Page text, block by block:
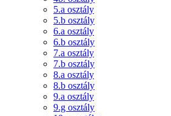
5.a osztály
5.b osztály
6.a osztály
6.b osztály
7.a osztály
7.b osztály
8.a osztály
8.b osztály
9.a osztály
9.g osztály